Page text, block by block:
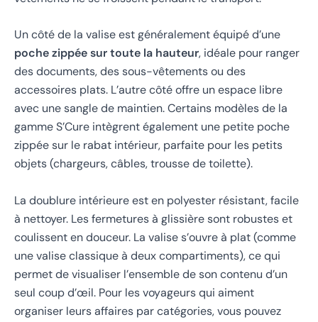
Un côté de la valise est généralement équipé d’une
poche zippée sur toute la hauteur, idéale pour ranger
des documents, des sous-vêtements ou des
accessoires plats. L’autre côté offre un espace libre
avec une sangle de maintien. Certains modèles de la
gamme S’Cure intègrent également une petite poche
zippée sur le rabat intérieur, parfaite pour les petits
objets (chargeurs, câbles, trousse de toilette).
La doublure intérieure est en polyester résistant, facile
à nettoyer. Les fermetures à glissière sont robustes et
coulissent en douceur. La valise s’ouvre à plat (comme
une valise classique à deux compartiments), ce qui
permet de visualiser l’ensemble de son contenu d’un
seul coup d’œil. Pour les voyageurs qui aiment
organiser leurs affaires par catégories, vous pouvez